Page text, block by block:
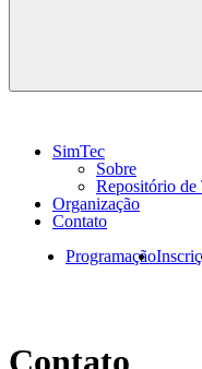
SimTec
Sobre
Repositório de
Organização
Contato
Programação